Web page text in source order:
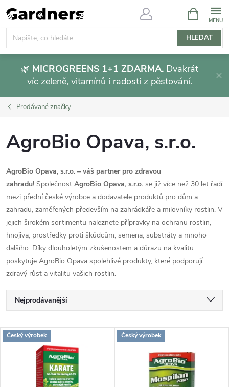
Přejít
na
obsah
HLEDAT
NÁKUPNÍ
KOŠÍK
🌿 MICROGREENS 1+1 ZDARMA. Dvakrát
víc zeleně, vitamínů i radosti z pěstování.
Prodávané značky
AgroBio Opava, s.r.o.
AgroBio Opava, s.r.o. – váš partner pro zdravou
zahradu! Společnost AgroBio Opava, s.r.o. se již více než 30 let řadí
mezi přední české výrobce a dodavatele produktů pro dům a
zahradu, zaměřených především na zahrádkáře a milovníky rostlin. V
jejich širokém sortimentu naleznete přípravky na ochranu rostlin,
hnojiva, prostředky proti škůdcům, semena, substráty a mnoho
dalšího. Díky dlouholetým zkušenostem a důrazu na kvalitu
poskytuje AgroBio Opava spolehlivé produkty, které podporují
zdravý růst a vitalitu vašich rostlin.
Ř
a
Nejprodávanější
Nejdražší
Abecedně
V
Český výrobek Český výrobek